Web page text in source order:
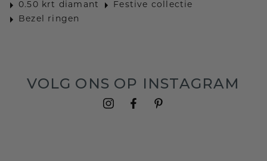
0.50 krt diamant
Festive collectie
Bezel ringen
VOLG ONS OP INSTAGRAM